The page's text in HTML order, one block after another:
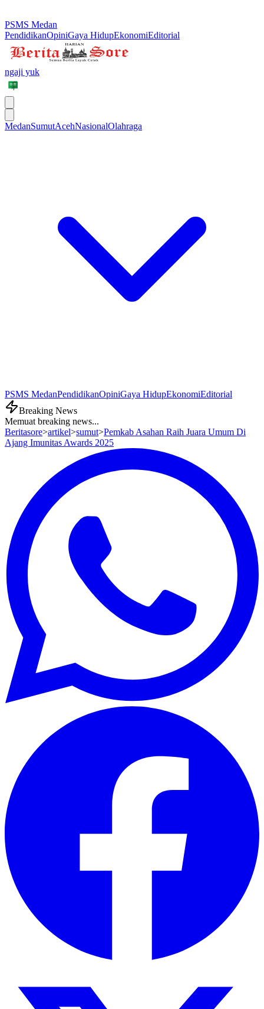
PSMS Medan
PendidikanOpiniGaya HidupEkonomiEditorial
ngaji yuk
MedanSumutAcehNasionalOlahraga
PSMS MedanPendidikanOpiniGaya HidupEkonomiEditorial
Breaking News
Memuat breaking news...
Beritasore>artikel>sumut>Pemkab Asahan Raih Juara Umum Di
Ajang Imunitas Awards 2025